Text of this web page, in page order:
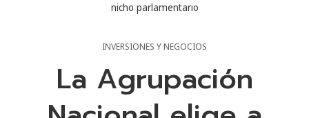
nicho parlamentario
INVERSIONES Y NEGOCIOS
La Agrupación